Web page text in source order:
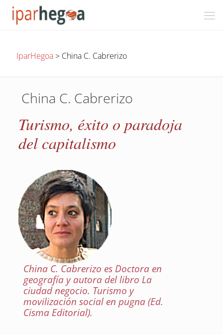
IparHegoa> China C. Cabrerizo
China C. Cabrerizo
Turismo, éxito o paradoja
del capitalismo
China C. Cabrerizo es Doctora en
geografía y autora del libro La
ciudad negocio. Turismo y
movilización social en pugna (Ed.
Cisma Editorial).